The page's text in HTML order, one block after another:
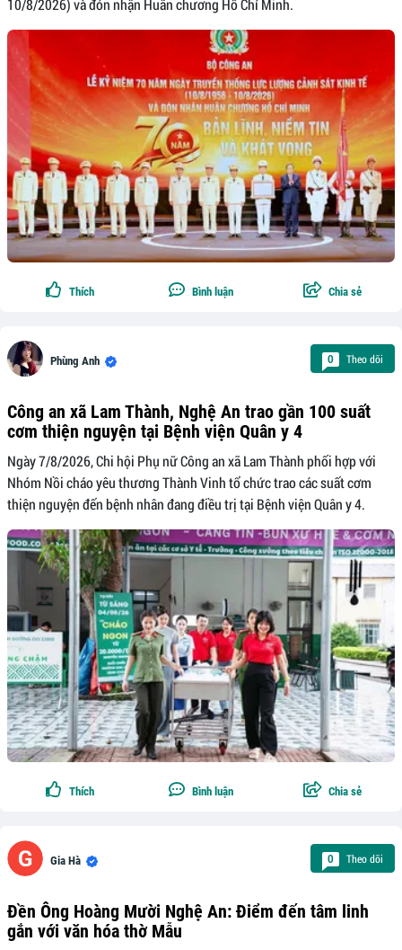
10/8/2026) và đón nhận Huân chương Hồ Chí Minh.
Thích Bình luận Chia sẻ
Phùng Anh 0 Theo dõi
Công an xã Lam Thành, Nghệ An trao gần 100 suất
cơm thiện nguyện tại Bệnh viện Quân y 4
Ngày 7/8/2026, Chi hội Phụ nữ Công an xã Lam Thành phối hợp với
Nhóm Nồi cháo yêu thương Thành Vinh tổ chức trao các suất cơm
thiện nguyện đến bệnh nhân đang điều trị tại Bệnh viện Quân y 4.
Thích Bình luận Chia sẻ
Gia Hà 0 Theo dõi
Đền Ông Hoàng Mười Nghệ An: Điểm đến tâm linh
gắn với văn hóa thờ Mẫu